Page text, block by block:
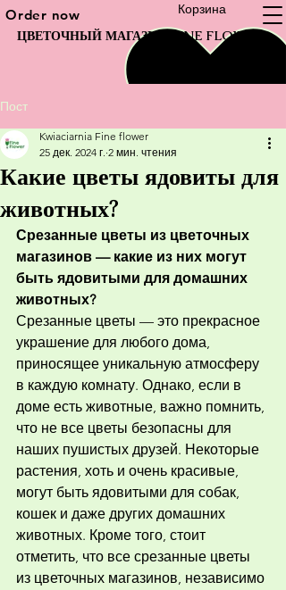
Корзина
ЦВЕТОЧНЫЙ МАГАЗИН FINE FLOWER
Order now
Пост
Какие цветы ядовиты для
животных?
Kwiaciarnia Fine flower
25 дек. 2024 г. 2 мин. чтения
Срезанные цветы из цветочных
магазинов — какие из них могут
быть ядовитыми для домашних
животных?
Срезанные цветы — это прекрасное
украшение для любого дома,
приносящее уникальную атмосферу
в каждую комнату. Однако, если в
доме есть животные, важно помнить,
что не все цветы безопасны для
наших пушистых друзей. Некоторые
растения, хоть и очень красивые,
могут быть ядовитыми для собак,
кошек и даже других домашних
животных. Кроме того, стоит
отметить, что все срезанные цветы
из цветочных магазинов, независимо